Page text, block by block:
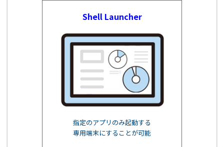
Shell Launcher
指定のアプリのみ起動する
専用端末にすることが可能